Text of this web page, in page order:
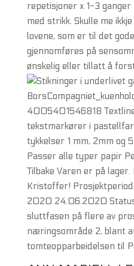
repetisjoner x 1-3
med strikk. Skulle me
lovene, som er til det
gjennomføres på
ønskelig eller tillatt å
4005401546818
tekstmarkører i
tykkelser 1 mm, 2mm og
Passer alle typer papir
Tilbake Varen er på lager.
Kristoffer!
2020 24.06.2020
sluttfasen på flere av
næringsområde 2, blant
tomteopparbeidelsen til